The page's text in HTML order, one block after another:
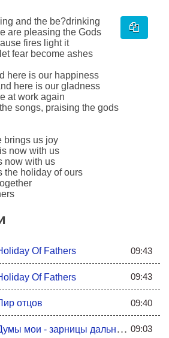
and the be?drinking
are pleasing the Gods
fires light it
fear become ashes
here is our happiness
here is our gladness
at work again
songs, praising the gods
brings us joy
now with us
now with us
the holiday of ours
now passed
of grief
with us
brings us joy
now with us
with us
Of Fathers 09:43
Of Fathers 09:43
отцов 09:40
мои - зарницы дальние... 09:03